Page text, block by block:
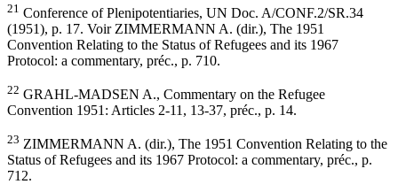
21 Conference of Plenipotentiaries, UN Doc. A/CONF.2/SR.34
(1951), p. 17. Voir ZIMMERMANN A. (dir.), The 1951
Convention Relating to the Status of Refugees and its 1967
Protocol: a commentary, préc., p. 710.
22 GRAHL-MADSEN A., Commentary on the Refugee
Convention 1951: Articles 2-11, 13-37, préc., p. 14.
23 ZIMMERMANN A. (dir.), The 1951 Convention Relating to the
Status of Refugees and its 1967 Protocol: a commentary, préc., p.
712.